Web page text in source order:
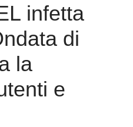
infetta
di
la
e